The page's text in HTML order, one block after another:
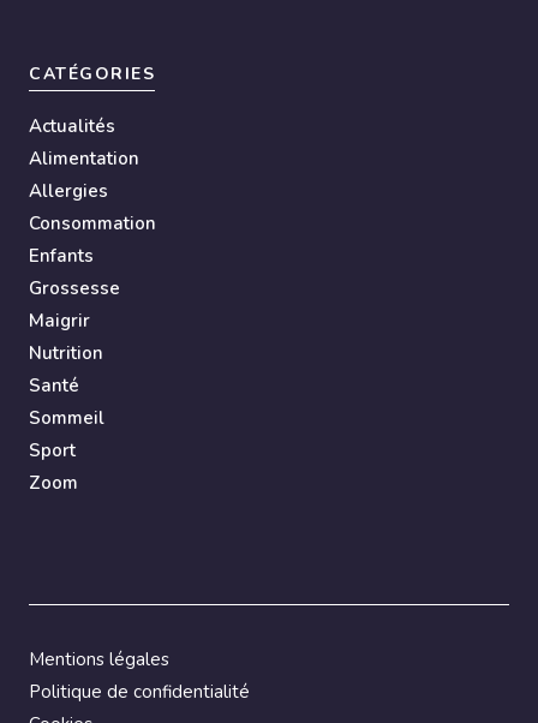
CATÉGORIES
Actualités
Alimentation
Allergies
Consommation
Enfants
Grossesse
Maigrir
Nutrition
Santé
Sommeil
Sport
Zoom
Mentions légales
Politique de confidentialité